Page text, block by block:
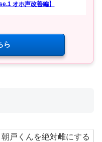
オホ声改善編】
ら
戸くんを絶対雌にする